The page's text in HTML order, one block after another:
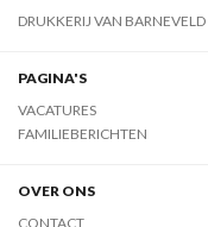
DRUKKERIJ VAN BARNEVELD
PAGINA'S
VACATURES
FAMILIEBERICHTEN
OVER ONS
CONTACT